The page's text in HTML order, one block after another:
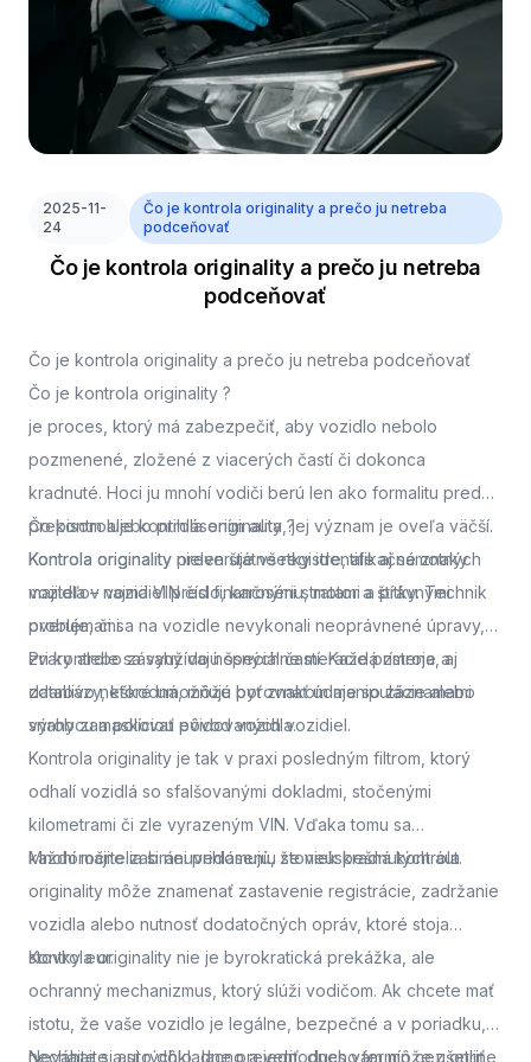
2025-11-
24
Čo je kontrola originality a prečo ju netreba
podceňovať
Čo je kontrola originality a prečo ju netreba
podceňovať
Čo je kontrola originality a prečo ju netreba podceňovať
Čo je kontrola originality ?
je proces, ktorý má zabezpečiť, aby vozidlo nebolo
pozmenené, zložené z viacerých častí či dokonca
kradnuté. Hoci ju mnohí vodiči berú len ako formalitu pred
prepisom alebo prihlásením auta, jej význam je oveľa väčší.
Kontrola originality nielen štátne registre, ale aj samotných
majiteľov vozidiel pred finančnými stratami a právnymi
problémami.
Čo kontroluje kontrola originality ?
Kontrola originality preveruje všetky identifikačné znaky
vozidla – najmä VIN číslo, karosériu, motor a štítky. Technik
overuje, či sa na vozidle nevykonali neoprávnené úpravy,
zvary alebo zásahy do nosných častí. Každá zmena, aj
zdanlivo neškodná, môže byť znakom manipulácie alebo
snahy zamaskovať pôvod vozidla.
Pri kontrole sa využívajú špeciálne meracie prístroje a
databázy, ktoré umožňujú porovnať údaje so záznamami
výrobcu a políciou evidovaných vozidiel.
Kontrola originality je tak v praxi posledným filtrom, ktorý
odhalí vozidlá so sfalšovanými dokladmi, stočenými
kilometrami či zle vyrazeným VIN. Vďaka tomu sa
každoročne zabráni prihláseniu stoviek kradnutých áut.
Mnohí majitelia si neuvedomujú, že neúspešná kontrola
originality môže znamenať zastavenie registrácie, zadržanie
vozidla alebo nutnosť dodatočných opráv, ktoré stoja
stovky eur.
Kontrola originality nie je byrokratická prekážka, ale
ochranný mechanizmus, ktorý slúži vodičom. Ak chcete mať
istotu, že vaše vozidlo je legálne, bezpečné a v poriadku,
nechajte si auto dôkladne preveriť.dnes vám môže ušetriť
Neváhajte asi rýchlo, lacno a jednoducho termín cez online